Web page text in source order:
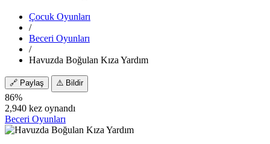
Çocuk Oyunları
/
Beceri Oyunları
/
Havuzda Boğulan Kıza Yardım
🔗 Paylaş ⚠️ Bildir
86%
2,940 kez oynandı
Beceri Oyunları